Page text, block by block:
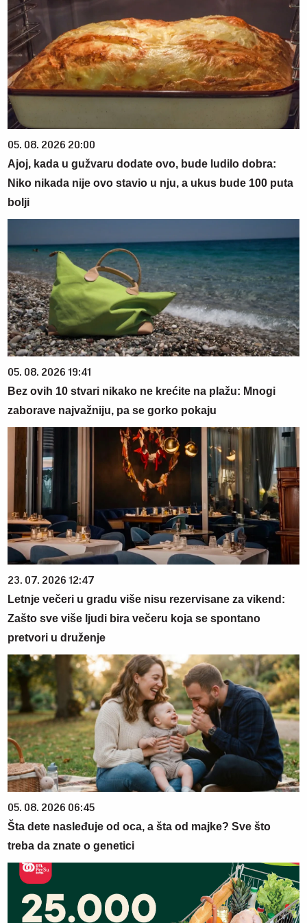
05. 08. 2026 20:00
Ajoj, kada u gužvaru dodate ovo, bude ludilo dobra:
Niko nikada nije ovo stavio u nju, a ukus bude 100 puta
bolji
05. 08. 2026 19:41
Bez ovih 10 stvari nikako ne krećite na plažu: Mnogi
zaborave najvažniju, pa se gorko pokaju
23. 07. 2026 12:47
Letnje večeri u gradu više nisu rezervisane za vikend:
Zašto sve više ljudi bira večeru koja se spontano
pretvori u druženje
05. 08. 2026 06:45
Šta dete nasleđuje od oca, a šta od majke? Sve što
treba da znate o genetici